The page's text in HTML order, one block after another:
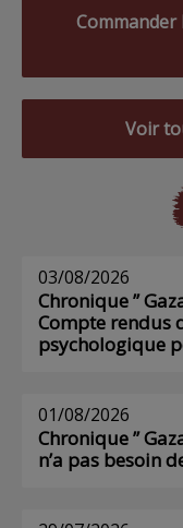
Voir
03/08/2026
Chronique ”
Compte rendus
psychologique
01/08/2026
Chronique ”
n’a pas besoin